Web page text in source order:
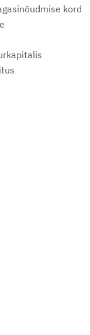
kord